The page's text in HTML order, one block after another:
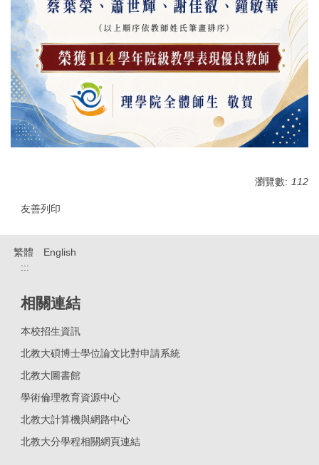
瀏覽數: 112
友善列印
繁體
English
:::
相關連結
本校招生資訊
北教大碩博士學位論文比對申請系統
北教大圖書館
學術倫理教育資源中心
北教大計算機與網路中心
北教大分學程相關網頁連結